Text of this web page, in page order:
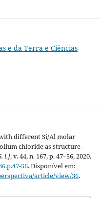
e da Terra e Ciências
different Si/Al molar
chloride as structure-
l.], v. 44, n. 167, p. 47–56, 2020.
56. Disponível em:
article/view/36.